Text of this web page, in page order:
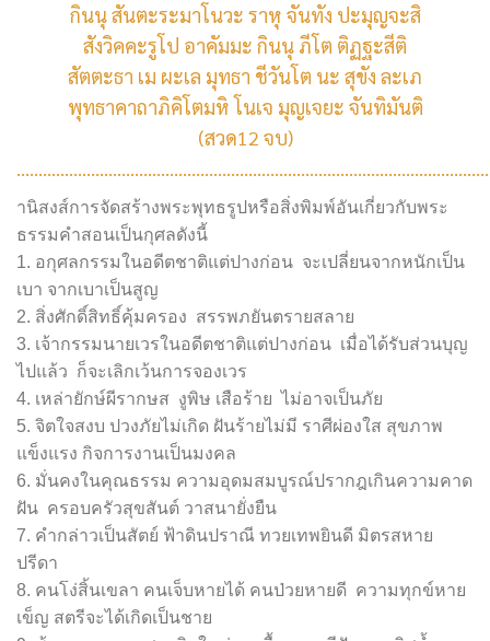
กินนุ สันตะระมาโนวะ ราหุ จันทัง ปะมุญจะสิ
สังวิคคะรูโป อาคัมมะ กินนุ ภีโต ติฏฐะสีติ
สัตตะธา เม ผะเล มุทธา ชีวันโต นะ สุขัง ละเภ
พุทธาคาถาภิคิโตมหิ โนเจ มุญเจยะ จันทิมันติ
(สวด12 จบ)
านิสงส์การจัดสร้างพระพุทธรูปหรือสิ่งพิมพ์อันเกี่ยวกับพระ
ธรรมคำสอนเป็นกุศลดังนี้
1. อกุศลกรรมในอดีตชาติแต่ปางก่อน จะเปลี่ยนจากหนักเป็น
เบา จากเบาเป็นสูญ
2. สิ่งศักดิ์สิทธิ์คุ้มครอง สรรพภยันตรายสลาย
3. เจ้ากรรมนายเวรในอดีตชาติแต่ปางก่อน เมื่อได้รับส่วนบุญ
ไปแล้ว ก็จะเลิกเว้นการจองเวร
4. เหล่ายักษ์ผีรากษส งูพิษ เสือร้าย ไม่อาจเป็นภัย
5. จิตใจสงบ ปวงภัยไม่เกิด ฝันร้ายไม่มี ราศีผ่องใส สุขภาพ
แข็งแรง กิจการงานเป็นมงคล
6. มั่นคงในคุณธรรม ความอุดมสมบูรณ์ปรากฎเกินความคาด
ฝัน ครอบครัวสุขสันต์ วาสนายั่งยืน
7. คำกล่าวเป็นสัตย์ ฟ้าดินปราณี ทวยเทพยินดี มิตรสหาย
ปรีดา
8. คนโง่สิ้นเขลา คนเจ็บหายได้ คนป่วยหายดี ความทุกข์หาย
เข็ญ สตรีจะได้เกิดเป็นชาย